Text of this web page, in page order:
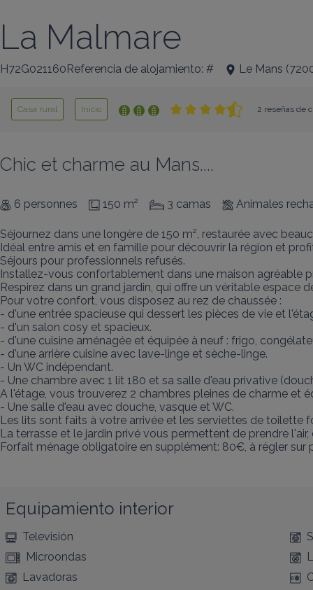
La Malmare
H72G021160Referencia de alojamiento: # Le Mans (
Casa rural Inicio 2 reseñas de
Chic et charme au Mans....
6 personnes 150 m² 3 camas Animales
Séjournez dans une longère de 150 m², restaurée avec
Idéal entre amis et en famille pour découvrir la région et
Séjours pour professionnels refusés.
Installez-vous confortablement dans une maison agréable
Respirez dans un grand jardin, qui offre un véritable espace
Pour votre confort, vous disposez au rez de chaussée :
- d'une entrée spacieuse qui dessert les pièces de vie et
- d'un salon cosy et spacieux.
- d'une cuisine aménagée et équipée à neuf : frigo,
- d'une arrière cuisine avec lave-linge et sèche-linge.
- Un WC indépendant.
- Une chambre avec 1 lit 180 et sa salle d'eau privative
A l'étage, vous trouverez 2 chambres pleines de charme et
- Une salle d'eau avec douche, vasque et WC.
Les lits sont faits à votre arrivée et les serviettes de toilette
La terrasse et le jardin privé vous permettent de prendre
Forfait ménage obligatoire en supplément: 80€, à régler
Equipamiento interior
Televisión
Microondas
Lavadoras